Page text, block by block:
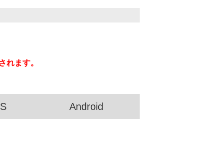
ます。
Android